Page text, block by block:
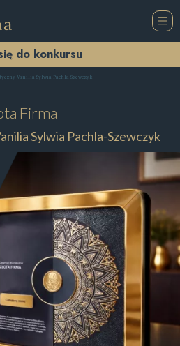
do konkursu
Vanilia Sylwia Pachla-Szewczyk
Firma
Sylwia Pachla-Szewczyk